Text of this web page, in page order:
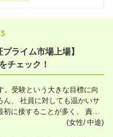
ライム市場上場】
チェック！
。受験という大きな目標に向
ん、 社員に対しても温かいサ
に接することが多く、 責任
てくれるので安心して挑戦で
(女性/ 中途)